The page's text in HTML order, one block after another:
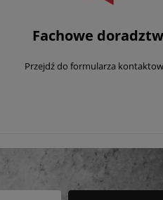
Fachowe
Przejdź do formularza